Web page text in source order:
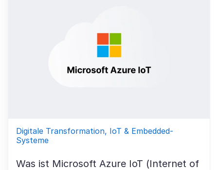
Digitale Transformation, IoT & Embedded-
Systeme
Was ist Microsoft Azure IoT (Internet of